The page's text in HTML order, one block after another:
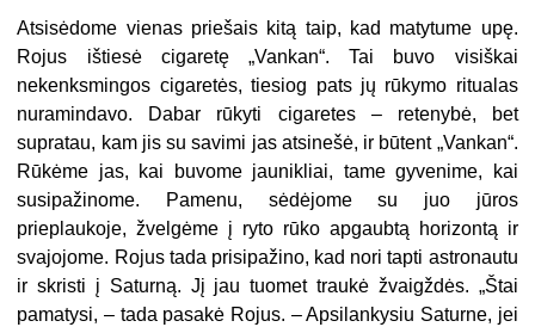
Atsisėdome vienas priešais kitą taip, kad matytume upę.
Rojus ištiesė cigaretę „Vankan“. Tai buvo visiškai
nekenksmingos cigaretės, tiesiog pats jų rūkymo ritualas
nuramindavo. Dabar rūkyti cigaretes – retenybė, bet
supratau, kam jis su savimi jas atsinešė, ir būtent „Vankan“.
Rūkėme jas, kai buvome jaunikliai, tame gyvenime, kai
susipažinome. Pamenu, sėdėjome su juo jūros
prieplaukoje, žvelgėme į ryto rūko apgaubtą horizontą ir
svajojome. Rojus tada prisipažino, kad nori tapti astronautu
ir skristi į Saturną. Jį jau tuomet traukė žvaigždės. „Štai
pamatysi, – tada pasakė Rojus. – Apsilankysiu Saturne, jei